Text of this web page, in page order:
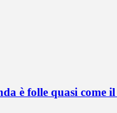
è folle quasi come